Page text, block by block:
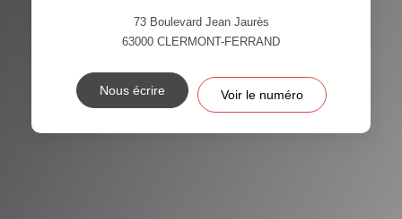
73 Boulevard Jean Jaurès
63000 CLERMONT-FERRAND
Nous écrire Voir le numéro